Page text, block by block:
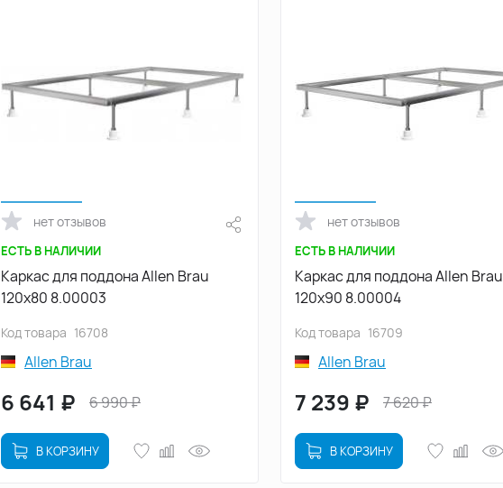
нет отзывов
ЕСТЬ В НАЛИЧИИ
Каркас для поддона Allen Brau
120х80 8.00003
Код товара 16708
Allen Brau
6 641 ₽ 6 990₽
В КОРЗИНУ
нет отзывов
ЕСТЬ В НАЛИЧИИ
Каркас для поддона Allen Brau
120х90 8.00004
Код товара 16709
Allen Brau
7 239 ₽ 7 620₽
В КОРЗИНУ